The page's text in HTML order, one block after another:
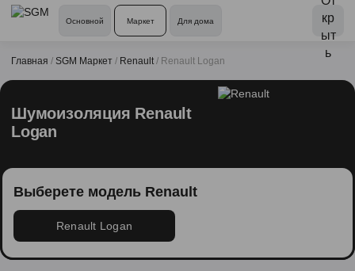
Основной Маркет Для дома
Главная / SGM Маркет / Renault/ Renault Logan
Шумоизоляция Renault
Logan
Выберете модель Renault
Renault Logan